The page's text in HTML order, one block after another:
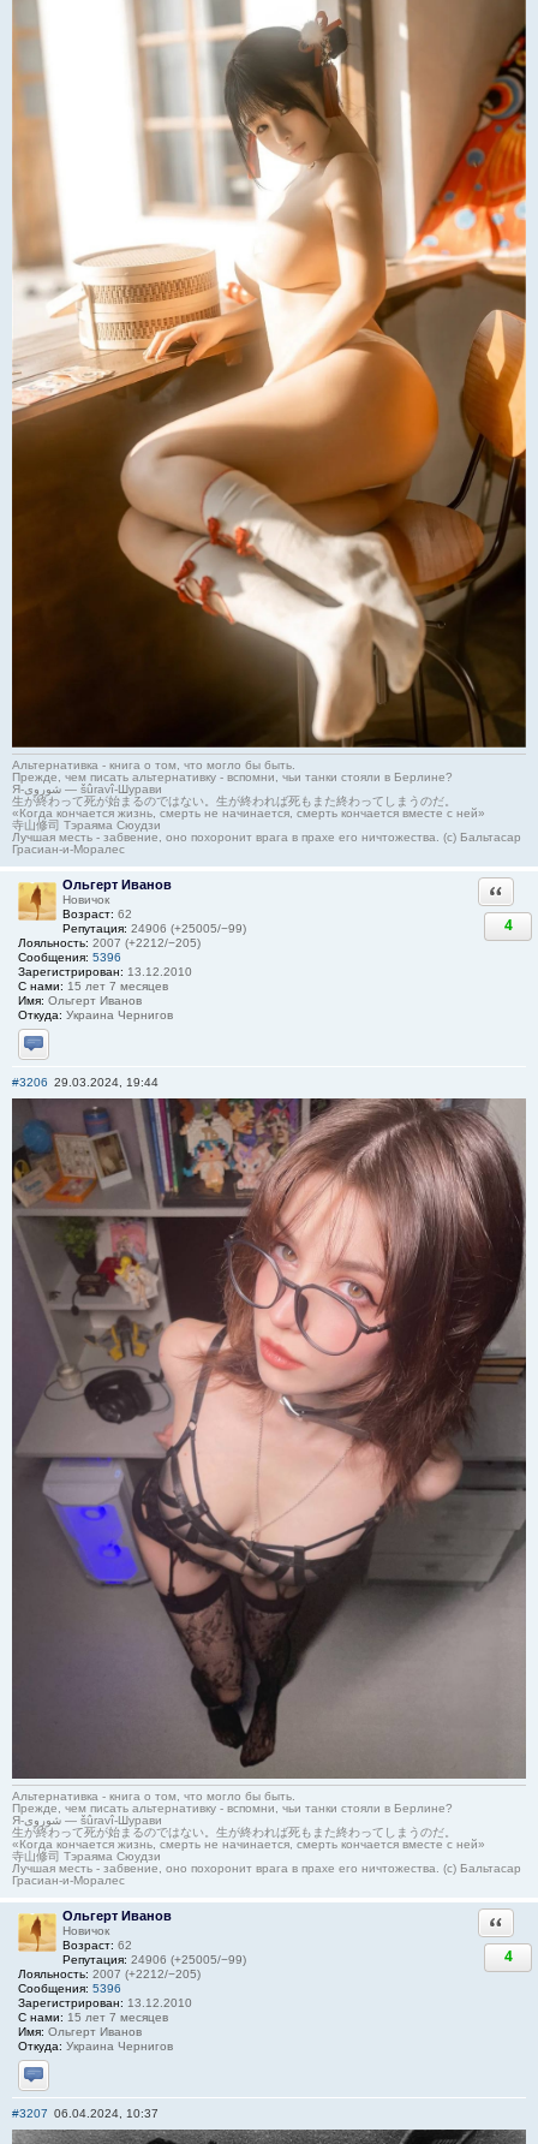
Альтернативка - книга о том, что могло бы быть.
Прежде, чем писать альтернативку - вспомни, чьи танки стояли в Берлине?
Я-شوروی — šûravî-Шурави
生が終わって死が始まるのではない。生が終われば死もまた終わってしまうのだ。
«Когда кончается жизнь, смерть не начинается, смерть кончается вместе с ней»
寺山修司 Тэраяма Сюудзи
Лучшая месть - забвение, оно похоронит врага в прахе его ничтожества. (с) Бальтасар
Грасиан-и-Моралес
Ольгерт Иванов
Новичок
Возраст: 62
Репутация: 24906 (+25005/−99)
Лояльность: 2007 (+2212/−205)
Сообщения: 5396
Зарегистрирован: 13.12.2010
С нами: 15 лет 7 месяцев
Имя: Ольгерт Иванов
Откуда: Украина Чернигов
Отправить личное сообщение
4
#3206 29.03.2024, 19:44
Альтернативка - книга о том, что могло бы быть.
Прежде, чем писать альтернативку - вспомни, чьи танки стояли в Берлине?
Я-شوروی — šûravî-Шурави
生が終わって死が始まるのではない。生が終われば死もまた終わってしまうのだ。
«Когда кончается жизнь, смерть не начинается, смерть кончается вместе с ней»
寺山修司 Тэраяма Сюудзи
Лучшая месть - забвение, оно похоронит врага в прахе его ничтожества. (с) Бальтасар
Грасиан-и-Моралес
Ольгерт Иванов
Новичок
Возраст: 62
Репутация: 24906 (+25005/−99)
Лояльность: 2007 (+2212/−205)
Сообщения: 5396
Зарегистрирован: 13.12.2010
С нами: 15 лет 7 месяцев
Имя: Ольгерт Иванов
Откуда: Украина Чернигов
Отправить личное сообщение
4
#3207 06.04.2024, 10:37